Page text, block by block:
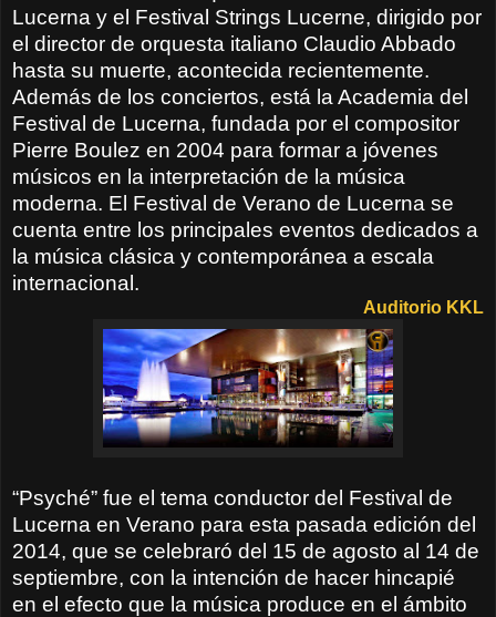
Lucerna y el Festival Strings Lucerne, dirigido por
el director de orquesta italiano Claudio Abbado
hasta su muerte, acontecida recientemente.
Además de los conciertos, está la Academia del
Festival de Lucerna, fundada por el compositor
Pierre Boulez en 2004 para formar a jóvenes
músicos en la interpretación de la música
moderna. El Festival de Verano de Lucerna se
cuenta entre los principales eventos dedicados a
la música clásica y contemporánea a escala
internacional.
Auditorio KKL
“Psyché” fue el tema conductor del Festival de
Lucerna en Verano para esta pasada edición del
2014, que se celebraró del 15 de agosto al 14 de
septiembre, con la intención de hacer hincapié
en el efecto que la música produce en el ámbito